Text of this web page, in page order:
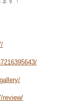
review/